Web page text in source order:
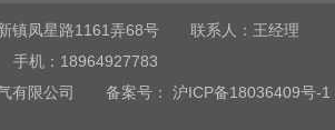
新镇凤星路1161弄68号 联系人：王经理
手机：18964927783
气有限公司 备案号： 沪ICP备18036409号-1